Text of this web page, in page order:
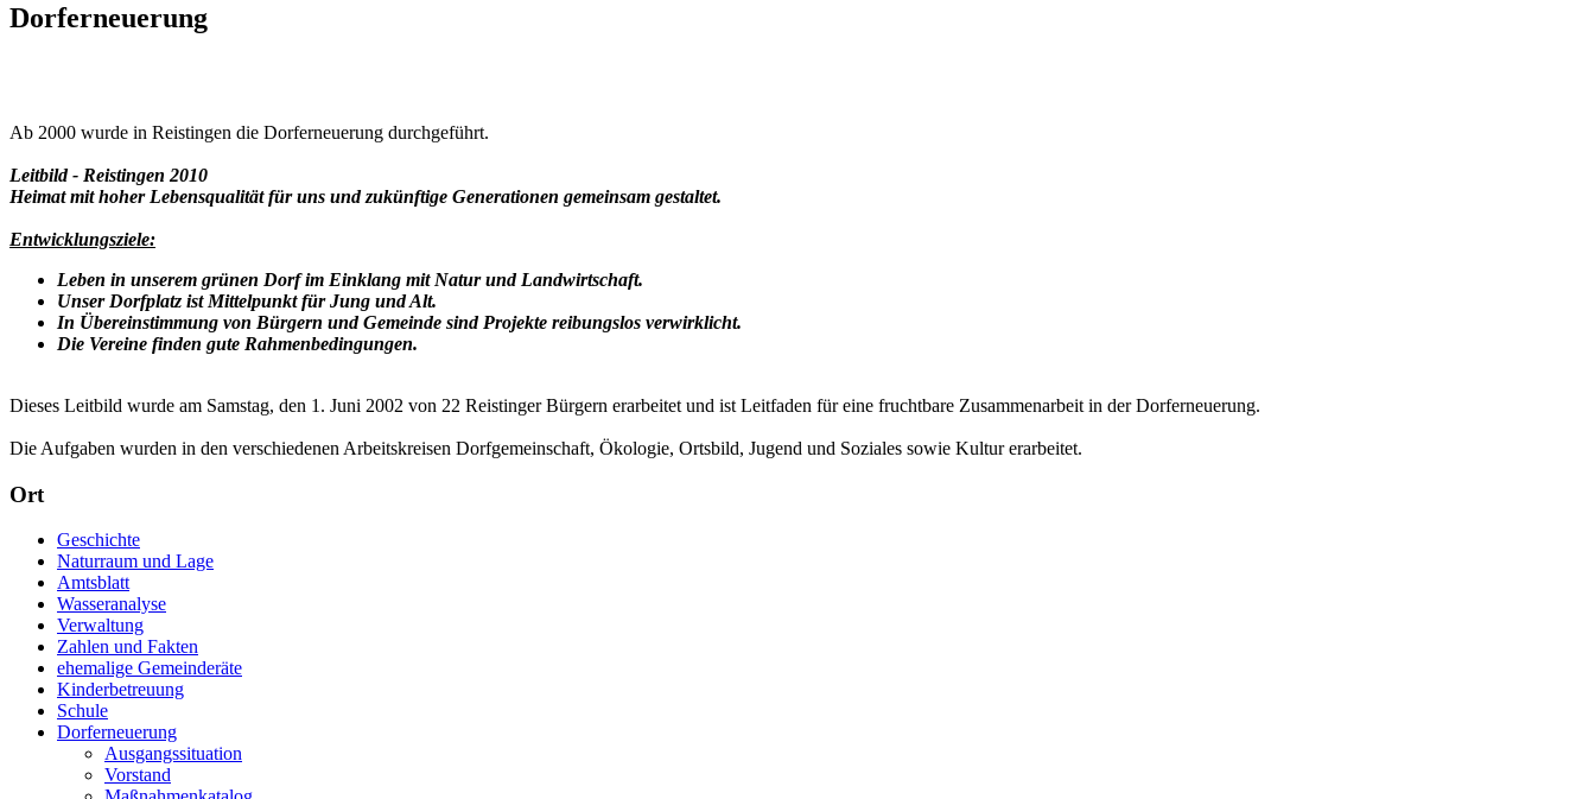
Dorferneuerung
Ab 2000 wurde in Reistingen die Dorferneuerung durchgeführt.
Leitbild - Reistingen 2010
Heimat mit hoher Lebensqualität für uns undzukünftige Generationen gemeinsam gestaltet.
Entwicklungsziele:
Leben in unserem grünen Dorf im Einklang mit Natur und Landwirtschaft.
Unser Dorfplatz ist Mittelpunkt fürJung und Alt.
In Übereinstimmung von Bürgern undGemeinde sind Projekte reibungslos verwirklicht.
Die Vereine finden gute Rahmenbedingungen.
Dieses Leitbild wurde am Samstag, den 1. Juni 2002 von 22 Reistinger Bürgern erarbeitet und ist Leitfaden füreine fruchtbare Zusammenarbeit in derDorferneuerung.
Die Aufgaben wurden in den verschiedenen Arbeitskreisen Dorfgemeinschaft, Ökologie, Ortsbild, Jugend und Soziales sowie Kultur erarbeitet.
Ort
Geschichte
Naturraum und Lage
Amtsblatt
Wasseranalyse
Verwaltung
Zahlen und Fakten
ehemalige Gemeinderäte
Kinderbetreuung
Schule
Dorferneuerung
Ausgangssituation
Vorstand